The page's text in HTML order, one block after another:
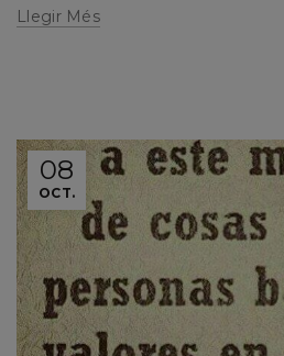
Llegir Més
08
OCT.